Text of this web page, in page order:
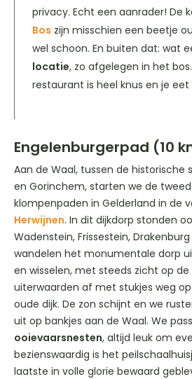
privacy. Echt een aanrader! De
Bos zijn misschien een beetje
wel schoon. En buiten dat: wat
locatie, zo afgelegen in het
restaurant is heel knus en je eet
Engelenburgerpad (10
Aan de Waal, tussen de historische
en Gorinchem, starten we de
klompenpaden in Gelderland in de
Herwijnen. In dit dijkdorp stonden
Wadenstein, Frissestein,
wandelen het monumentale dorp
en wisselen, met steeds zicht op de
uiterwaarden af met stukjes weg
oude dijk. De zon schijnt en we
uit op bankjes aan de Waal. We
ooievaarsnesten, altijd leuk om
bezienswaardig is het
laatste in volle glorie bewaard